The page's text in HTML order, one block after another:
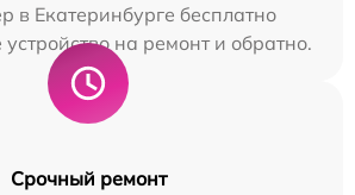
в Екатеринбурге бесплатно
на ремонт и обратно.
Срочный ремонт